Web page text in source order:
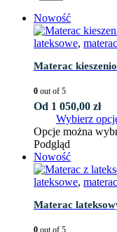
Nowość
lateksowe,
Materac
0 out of 5
Od 1 050,00 zł
Wybierz
Opcje można
Podgląd
Nowość
lateksowe,
Materac
0 out of 5